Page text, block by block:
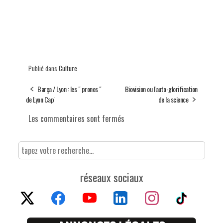
Publié dans Culture
Barça / Lyon : les " pronos "
de Lyon Cap'
Biovision ou l'auto-glorification
de la science
Les commentaires sont fermés
réseaux sociaux